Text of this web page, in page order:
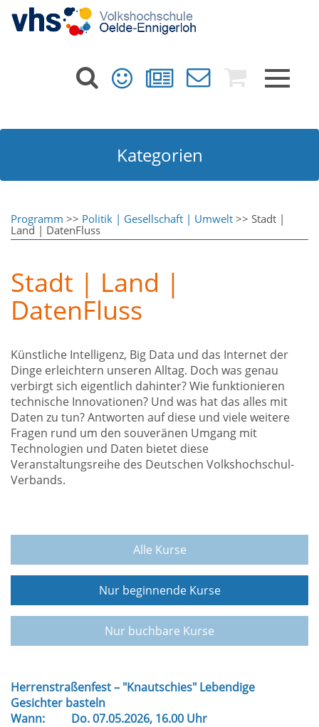
Toggle
Kategorien
Programm >> Politik | Gesellschaft | Umwelt >> Stadt |
Land | DatenFluss
Stadt | Land |
DatenFluss
Künstliche Intelligenz, Big Data und das Internet der
Dinge erleichtern unseren Alltag. Doch was genau
verbirgt sich eigentlich dahinter? Wie funktionieren
technische Innovationen? Und was hat das alles mit
Daten zu tun? Antworten auf diese und viele weitere
Fragen rund um den souveränen Umgang mit
Technologien und Daten bietet diese
Veranstaltungsreihe des Deutschen Volkshochschul-
Verbands.
Alle Kurse
Nur beginnende Kurse
Nur buchbare Kurse
Herrenstraßenfest – "Knautschies" Lebendige
Gesichter basteln
Wann:
Do.07.05.2026, 16.00 Uhr